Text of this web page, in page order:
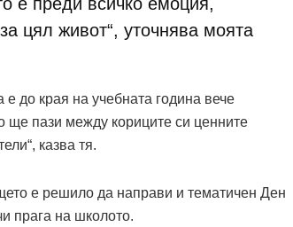
цял живот“, уточнява моята
до края на учебната година вече
ще пази между кориците си ценните
казва тя.
е решило да направи и тематичен Ден
прага на школото.